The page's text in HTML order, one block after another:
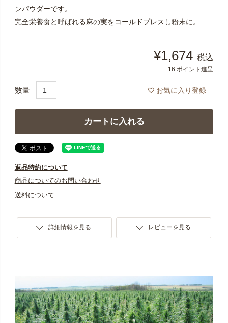
ンパウダーです。
完全栄養食と呼ばれる麻の実をコールドプレスし粉末に。
¥1,674 税込
16 ポイント進呈
お気に入り登録
カートに入れる
返品特約について
商品についてのお問い合わせ
送料について
詳細情報を見る レビューを見る